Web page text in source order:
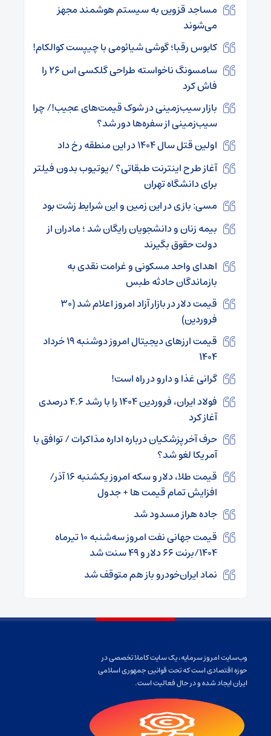
مساجد قزوین به سیستم هوشمند مجهز
می‌شوند
کابوس رقبا؛ گوشی شیائومی با چیپست کوالکام!
سامسونگ ناخواسته طراحی گلکسی اس ۲۶ را
فاش کرد
بازار سیب‌زمینی در شوک قیمت‌های عجیب!/ چرا
سیب‌زمینی از سفره‌ها دور شد؟
اولین قتل سال ۱۴۰۴ در این منطقه رخ داد
آغاز طرح اینترنت طبقاتی؟ /یوتیوب بدون فیلتر
برای دانشگاه تهران
مسی: بازی در این زمین و این شرایط زشت بود
بیمه زنان و دانشجویان رایگان شد ؛ مادران از
دولت حقوق بگیرند
اهدای واحد مسکونی و غرامت نقدی به
بازماندگان حادثه طبس
قیمت دلار در بازار آزاد امروز اعلام شد (۳۰
فروردین)
قیمت ارز‌های دیجیتال امروز دوشنبه ۱۹ خرداد
۱۴۰۴
گرانی غذا و دارو در راه است!
فولاد ایران، فروردین ۱۴۰۴ را با رشد ۴.۶ درصدی
آغاز کرد
حرف آخر پزشکیان درباره اداره مذاکرات / توافق با
آمریکا لغو شد؟
قیمت طلا، دلار و سکه امروز یکشنبه ۱۶ آذر/
افزایش تمام قیمت ها + جدول
جاده هراز مسدود شد
قیمت جهانی نفت امروز سه‌شنبه ۱۰ تیرماه
۱۴۰۴/برنت ۶۶ دلار و ۴۹ سنت شد
نماد ایران‌خودرو باز هم متوقف شد
وب‌سایت امروز سرمایه، یک سایت کاملا تخصصی در
حوزه اقتصادی است که تحت قوانین جمهوری اسلامی
ایران ایجاد شده و در حال فعالیت است.